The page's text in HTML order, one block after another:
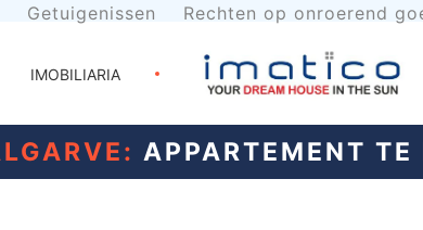
Getuigenissen Rechten op onroerend
IMOBILIARIA
APPARTEMENT TE